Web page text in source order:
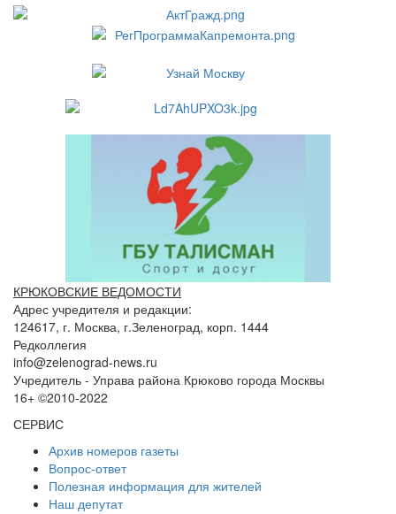
КРЮКОВСКИЕ ВЕДОМОСТИ
Адрес учредителя и редакции:
124617, г. Москва, г.Зеленоград, корп. 1444
Редколлегия
info@zelenograd-news.ru
Учредитель - Управа района Крюково города Москвы
16+ ©2010-2022
СЕРВИС
Архив номеров газеты
Вопрос-ответ
Полезная информация для жителей
Наш депутат